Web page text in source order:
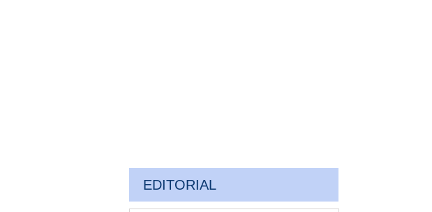
EDITORIAL